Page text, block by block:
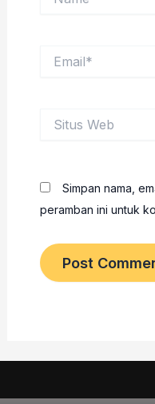
Web
Simpan nama,
peramban ini untuk